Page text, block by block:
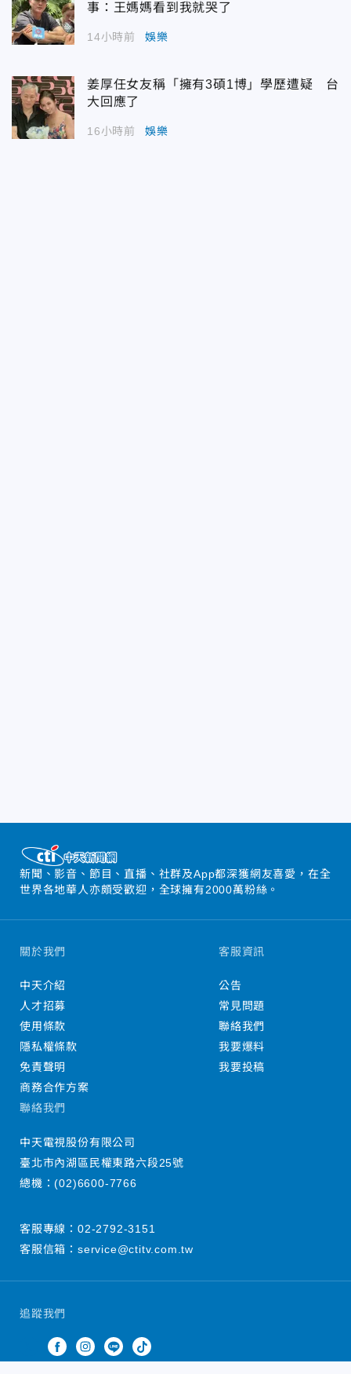
事：王媽媽看到我就哭了
14小時前 娛樂
姜厚任女友稱「擁有3碩1博」學歷遭疑 台
大回應了
16小時前 娛樂
新聞、影音、節目、直播、社群及App都深獲網友喜愛，在全
世界各地華人亦頗受歡迎，全球擁有2000萬粉絲。
追蹤我們
關於我們
中天介紹
人才招募
使用條款
隱私權條款
免責聲明
商務合作方案
客服資訊
公告
常見問題
聯絡我們
我要爆料
我要投稿
聯絡我們
中天電視股份有限公司
臺北市內湖區民權東路六段25號
總機：(02)6600-7766
客服專線： 02-2792-3151
客服信箱： service@ctitv.com.tw